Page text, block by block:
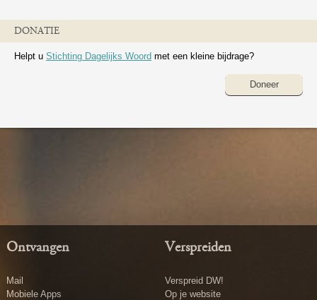
DONATIE
Helpt u Stichting Dagelijks Woord met een kleine bijdrage?
Doneer
Ontvangen
Mail
Mobiele Apps
Verspreiden
Verspreid DW!
Op je website